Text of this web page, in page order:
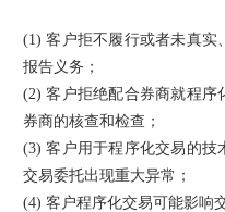
(1) 客户拒不履行或者未真实
报告义务；
(2) 客户拒绝配合券商就程序
券商的核查和检查；
(3) 客户用于程序化交易的技
交易委托出现重大异常；
(4) 客户程序化交易可能影响